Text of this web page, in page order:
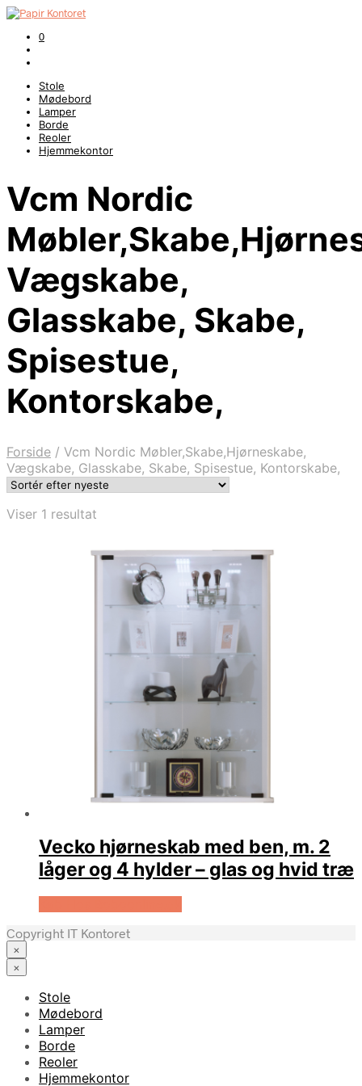
0
Stole
Mødebord
Lamper
Borde
Reoler
Hjemmekontor
Vcm Nordic
Vægskabe,
Glasskabe, Skabe,
Spisestue,
Kontorskabe,
Forside / Vcm Nordic Møbler,Skabe,Hjørneskabe,
Vægskabe, Glasskabe, Skabe, Spisestue, Kontorskabe,
Viser 1 resultat
Vecko hjørneskab med ben, m. 2
låger og 4 hylder – glas og hvid træ
Copyright IT Kontoret
×
×
Stole
Mødebord
Lamper
Borde
Reoler
Hjemmekontor